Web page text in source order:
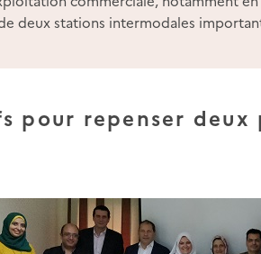
deux stations intermodales
repenser deux